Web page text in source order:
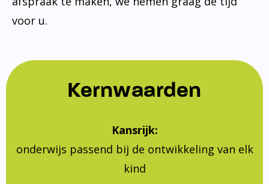
voor u.
Kernwaarden
Kansrijk:
onderwijs passend bij de ontwikkeling van elk
kind